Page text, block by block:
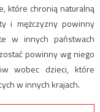
które chronią naturalną
i mężczyzny powinny
w innych państwach
powinny wg niego
wobec dzieci, które
w innych krajach.